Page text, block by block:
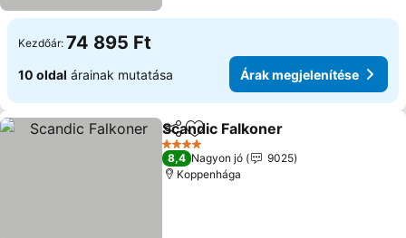
Kezdőár: 74 895 Ft
10 oldal árainak mutatása Árak megjelenítése
Megosztás
Hozzáadás a kedvencekhez
Scandic Falkoner
4 Kategória
8,4 Nagyon jó
9025
Koppenhága